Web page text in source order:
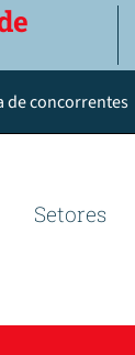
de concorrentes
Setores